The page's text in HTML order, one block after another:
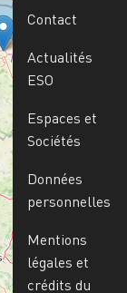
Contact
Actualités
ESO
Espaces et
Sociétés
Données
personnelles
Mentions
légales et
crédits du